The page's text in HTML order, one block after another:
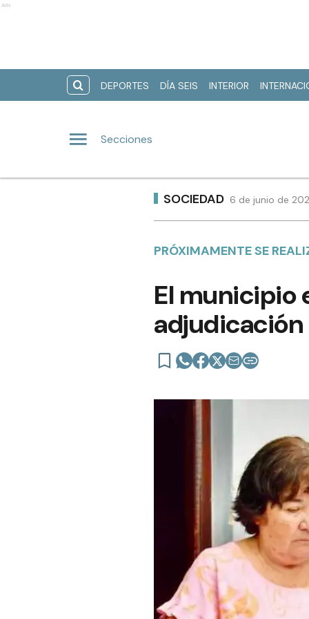
Ads
DEPORTES DÍA SEIS INTERIOR
Secciones
SOCIEDAD 6 de junio de
PRÓXIMAMENTE SE
El municipio
adjudicación